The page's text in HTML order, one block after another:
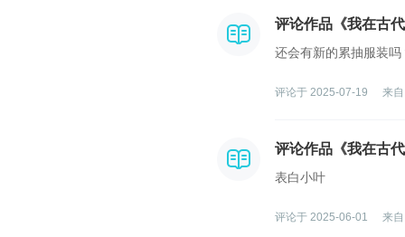
评论作品《我在古
还会有新的累抽服装吗
评论于 2025-07-19 来
评论作品《我在古
表白小叶
评论于 2025-06-01 来